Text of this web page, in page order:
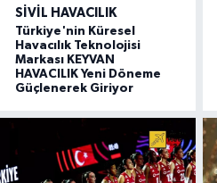
SIVIL HAVACILIK
Türkiye'nin Küresel
Havacılık Teknolojisi
Markası KEYVAN
HAVACILIK Yeni Döneme
Güçlenerek Giriyor